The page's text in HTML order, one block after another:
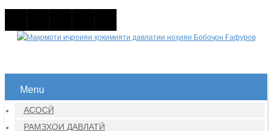
Menu
АСОСӢ
РАМЗҲОИ ДАВЛАТӢ